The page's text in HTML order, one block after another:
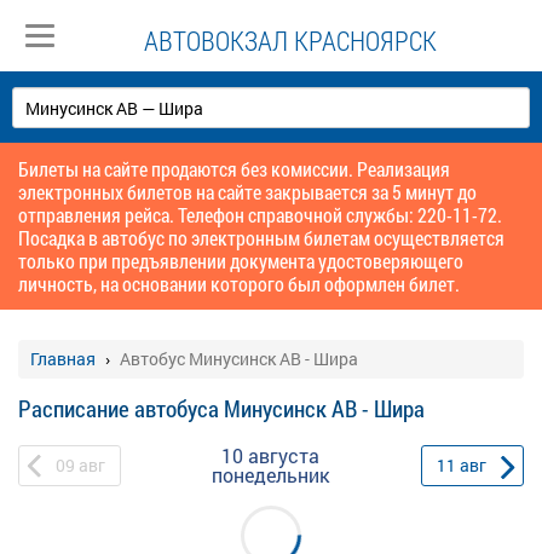
АВТОВОКЗАЛ КРАСНОЯРСК
Билеты на сайте продаются без комиссии. Реализация
электронных билетов на сайте закрывается за 5 минут до
отправления рейса. Телефон справочной службы: 220-11-72.
Посадка в автобус по электронным билетам осуществляется
только при предъявлении документа удостоверяющего
личность, на основании которого был оформлен билет.
Главная Автобус Минусинск АВ - Шира
Расписание автобуса Минусинск АВ - Шира
09 авг 10 августа
понедельник 11 авг